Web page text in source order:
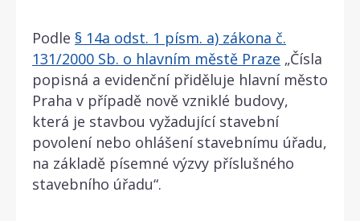
Podle § 14a odst. 1 písm. a) zákona č.
131/2000 Sb. o hlavním městě Praze „Čísla
popisná a evidenční přiděluje hlavní město
Praha v případě nově vzniklé budovy,
která je stavbou vyžadující stavební
povolení nebo ohlášení stavebnímu úřadu,
na základě písemné výzvy příslušného
stavebního úřadu“.